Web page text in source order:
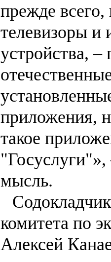
прежде
телевизоры и
устройства,
приложения,
такое
мысль.
комитета по
Алексей